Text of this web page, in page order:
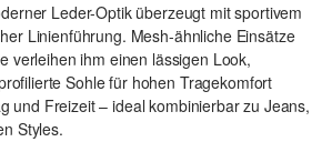
Leder-Optik überzeugt mit sportivem
Linienführung. Mesh-ähnliche Einsätze
verleihen ihm einen lässigen Look,
Sohle für hohen Tragekomfort
und Freizeit – ideal kombinierbar zu Jeans,
Styles.